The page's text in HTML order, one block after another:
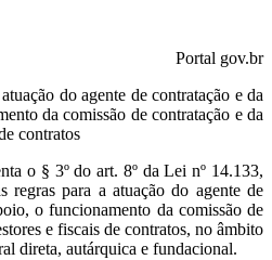
Portal gov.br
do agente de contratação e da
da comissão de contratação e da
contratos
o § 3º do art. 8º da Lei nº 14.133,
regras para a atuação do agente de
o funcionamento da comissão de
e fiscais de contratos, no âmbito
direta, autárquica e fundacional.